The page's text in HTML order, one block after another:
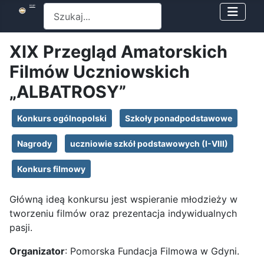
RSIP
XIX Przegląd Amatorskich
Filmów Uczniowskich
„ALBATROSY”
Konkurs ogólnopolski Szkoły ponadpodstawowe
Nagrody uczniowie szkół podstawowych (I-VIII)
Konkurs filmowy
Główną ideą konkursu jest wspieranie młodzieży w
tworzeniu filmów oraz prezentacja indywidualnych
pasji.
Organizator: Pomorska Fundacja Filmowa w Gdyni.